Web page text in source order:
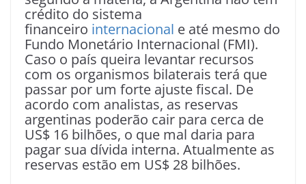
crédito do sistema
financeiro internacional e até mesmo do
Fundo Monetário Internacional (FMI).
Caso o país queira levantar recursos
com os organismos bilaterais terá que
passar por um forte ajuste fiscal. De
acordo com analistas, as reservas
argentinas poderão cair para cerca de
US$ 16 bilhões, o que mal daria para
pagar sua dívida interna. Atualmente as
reservas estão em US$ 28 bilhões.